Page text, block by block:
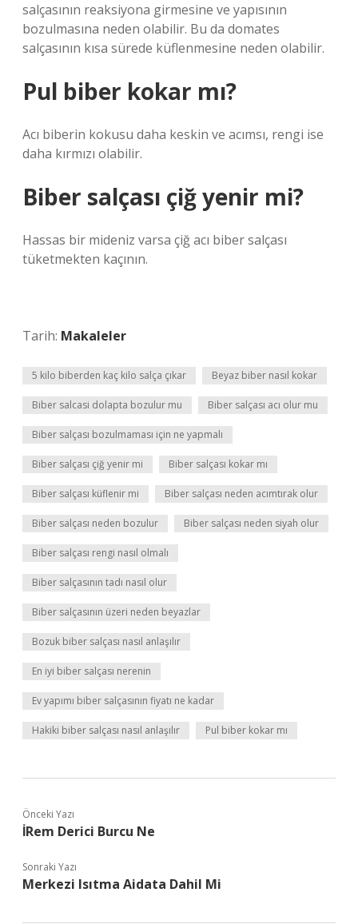
salçasının reaksiyona girmesine ve yapısının
bozulmasına neden olabilir. Bu da domates
salçasının kısa sürede küflenmesine neden olabilir.
Pul biber kokar mı?
Acı biberin kokusu daha keskin ve acımsı, rengi ise
daha kırmızı olabilir.
Biber salçası çiğ yenir mi?
Hassas bir mideniz varsa çiğ acı biber salçası
tüketmekten kaçının.
Tarih: Makaleler
5 kilo biberden kaç kilo salça çıkar Beyaz biber nasıl kokar
Biber salcasi dolapta bozulur mu Biber salçası acı olur mu
Biber salçası bozulmaması için ne yapmalı
Biber salçası çiğ yenir mi Biber salçası kokar mı
Biber salçası küflenir mi Biber salçası neden acımtırak olur
Biber salçası neden bozulur Biber salçası neden siyah olur
Biber salçası rengi nasıl olmalı
Biber salçasının tadı nasıl olur
Biber salçasının üzeri neden beyazlar
Bozuk biber salçası nasıl anlaşılır
En iyi biber salçası nerenin
Ev yapımı biber salçasının fiyatı ne kadar
Hakiki biber salçası nasıl anlaşılır Pul biber kokar mı
Önceki Yazı
İRem Derici Burcu Ne
Sonraki Yazı
Merkezi Isıtma Aidata Dahil Mi